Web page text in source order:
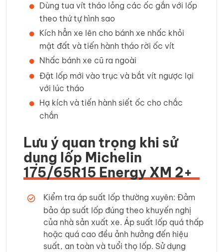
Dùng tua vít tháo lỏng các ốc gắn với lốp
theo thứ tự hình sao
Kích hẳn xe lên cho bánh xe nhấc khỏi
mặt đất và tiến hành tháo rời ốc vít
Nhấc bánh xe cũ ra ngoài
Đặt lốp mới vào trục và bắt vít ngược lại
với lúc tháo
Hạ kích và tiến hành siết ốc cho chắc
chắn
Lưu ý quan trọng khi sử
dụng lốp Michelin
175/65R15 Energy XM 2+
Kiểm tra áp suất lốp thường xuyên: Đảm
bảo áp suất lốp đúng theo khuyến nghị
của nhà sản xuất xe. Áp suất lốp quá thấp
hoặc quá cao đều ảnh hưởng đến hiệu
suất, an toàn và tuổi thọ lốp. Sử dụng